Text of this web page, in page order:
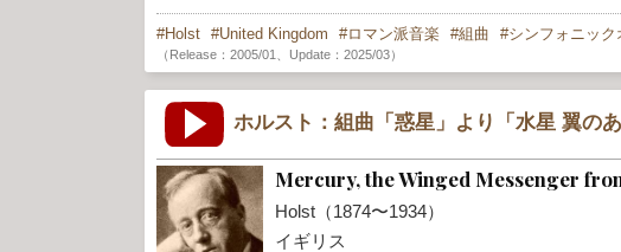
Holst United Kingdom ロマン派音楽 組曲 シンフォニック
（Release：2005/01、Update：2025/03）
ホルスト：組曲「惑星」より「水星 翼の
Mercury, the Winged Messenger
Holst（1874〜1934）
イギリス